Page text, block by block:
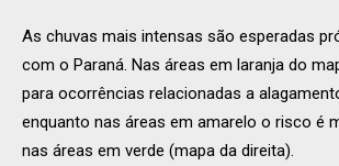
As chuvas mais intensas são esperadas
com o Paraná. Nas áreas em laranja do
para ocorrências relacionadas a
enquanto nas áreas em amarelo o risco é
nas áreas em verde (mapa da direita).